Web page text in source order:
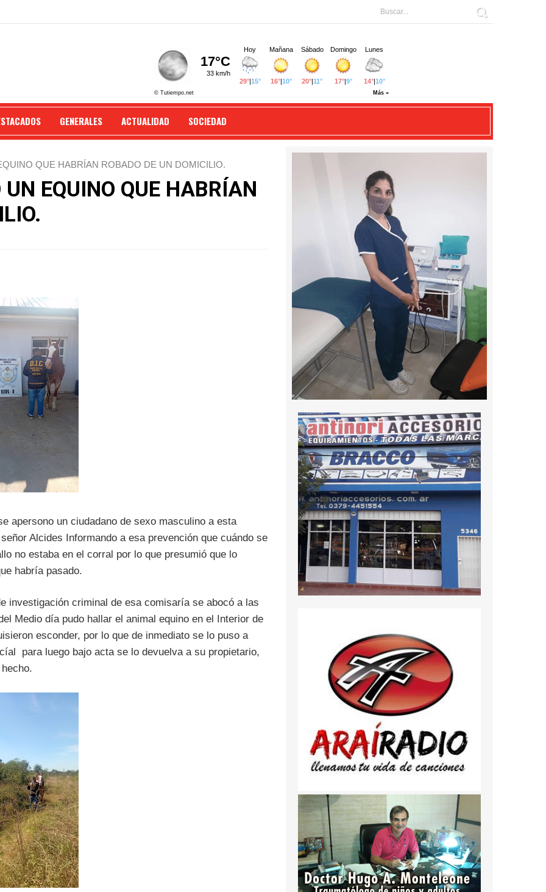
GENERALES ACTUALIDAD SOCIEDAD
QUE HABRÍAN ROBADO DE UN DOMICILIO.
EQUINO QUE HABRÍAN
apersono un ciudadano de sexo masculino a esta
Alcides Informando a esa prevención que cuándo se
no estaba en el corral por lo que presumió que lo
habría pasado.
investigación criminal de esa comisaría se abocó a las
Medio día pudo hallar el animal equino en el Interior de
esconder, por lo que de inmediato se lo puso a
para luego bajo acta se lo devuelva a su propietario,